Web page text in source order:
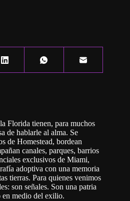
Florida tienen, para muchos
de hablarle al alma. Se
de Homestead, bordean
canales, parques, barrios
exclusivos de Miami,
adoptiva con una memoria
tierras. Para quienes venimos
son señales. Son una patria
en medio del exilio.